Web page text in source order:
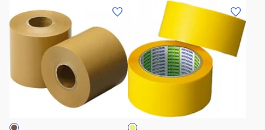
イ
ン
プ
タ
ー
ボ
ド
TT0030
ン
ズ、
ィ
キ
レ
デ
ス、
キ
イ
エ
ロ